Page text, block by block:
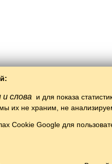
слова и для показа
их не храним, не
Cookie Google для